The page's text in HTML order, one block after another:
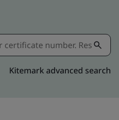
Kitemark advanced search